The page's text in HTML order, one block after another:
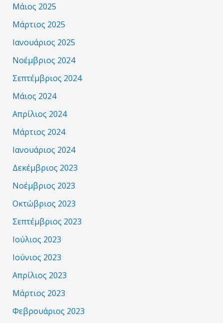
Μάιος 2025
Μάρτιος 2025
Ιανουάριος 2025
Νοέμβριος 2024
Σεπτέμβριος 2024
Μάιος 2024
Απρίλιος 2024
Μάρτιος 2024
Ιανουάριος 2024
Δεκέμβριος 2023
Νοέμβριος 2023
Οκτώβριος 2023
Σεπτέμβριος 2023
Ιούλιος 2023
Ιούνιος 2023
Απρίλιος 2023
Μάρτιος 2023
Φεβρουάριος 2023